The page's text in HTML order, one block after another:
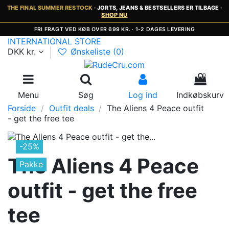
THE FINAL SUMMER RESTOCK · JORTS, JEANS & BESTSELLERS ER TILBAGE ·
SHOP NU
FRI FRAGT VED KØB OVER 699 KR. · 1-2 DAGES LEVERING
INTERNATIONAL STORE
DKK kr.
Ønskeliste (0)
Menu Søg Log ind
0
Indkøbskurv
Forside
Outfit deals
The Aliens 4 Peace outfit
- get the free tee
-25%
Pakke
The Aliens 4 Peace
outfit - get the free
tee